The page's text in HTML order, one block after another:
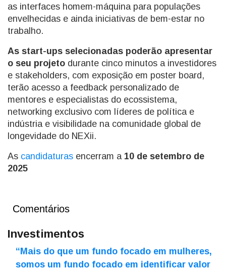
as interfaces homem-máquina para populações
envelhecidas e ainda iniciativas de bem-estar no
trabalho.
As start-ups selecionadas poderão apresentar
o seu projeto durante cinco minutos a investidores
e stakeholders, com exposição em poster board,
terão acesso a feedback personalizado de
mentores e especialistas do ecossistema,
networking exclusivo com líderes de política e
indústria e visibilidade na comunidade global de
longevidade do NEXii.
As candidaturas encerram a 10 de setembro de
2025
Comentários
Investimentos
“Mais do que um fundo focado em mulheres,
somos um fundo focado em identificar valor